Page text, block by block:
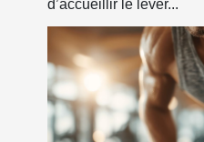
d’accueillir le lever...